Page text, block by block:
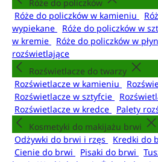
Róże do policzków
Róże do policzków w kamieniu
wypiekane
Róże do policzków w
w kremie
Róże do policzków w
rozświetlające
Rozświetlacze do twarzy
Rozświetlacze w kamieniu
Rozświetlacze w sztyfcie
Rozświetlacze w kredce
Palety
Kosmetyki do makijażu brwi
Odżywki do brwi i rzęs
Kredki do
Cienie do brwi
Pisaki do brwi